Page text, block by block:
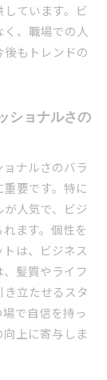
ヘアスタイ
イルの融合
したスタイ
田谷区での
択肢
ヘアデザイ
重要性
その理由
ています。ビ
、職場での人
もトレンドの
ショナルさの
ナルさのバラ
要です。特に
人気で、ビジ
ます。個性を
は、ビジネス
髪質やライフ
立たせるスタ
で自信を持っ
上に寄与しま